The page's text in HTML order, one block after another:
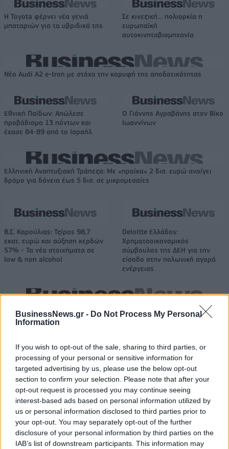
BusinessNews.gr - Do Not Process My Personal
Information
If you wish to opt-out of the sale, sharing to third parties, or
processing of your personal or sensitive information for
targeted advertising by us, please use the below opt-out
section to confirm your selection. Please note that after your
opt-out request is processed you may continue seeing
interest-based ads based on personal information utilized by
us or personal information disclosed to third parties prior to
your opt-out. You may separately opt-out of the further
disclosure of your personal information by third parties on the
IAB’s list of downstream participants. This information may
Η Toyota φέρνει νέα γενιά
μπαταριών για τα υβριδικά της
Σε κινεζική… πολιορκία η
ευρωπαϊκή
αυτοκινητοβιομηχανία
Νέο Audi A2 e-tron με στόχο την κορυφή της αποδοτικότητας
Εθνική Παίδων: Απώλεσε
προβάδισμα 13 πόντων και
έχασε 84-89 από το Ισραήλ
Ο Γιάννης Αγραβάνης στον Βίκο
Ιωαννίνων
Ελληνική Αναπτυξιακή Τράπεζα: Με «προίκα» 2 δισ. ευρώ ανοίγει
δρόμο για δάνεια έως 5 δισ. σε μικρομεσαίες
Β.Σ. Καρούλιας: Τζίρος 98,7
εκατ. ευρώ και αύξηση κερδών
57% - Τα νέα στοιχήματα σε
low & non alcohol
Deloitte Ελλάδος:
Χρηματοοικονομικός
σύμβουλος της ΔΕΗ για την
είσοδο στην πολωνική αγορά
ενέργειας
Το FIAT 500 Hybrid τώρα από
18.990 ευρώ
Ατρόμητος και Novibet
συνεχίζουν μαζί: Ανανέωση της
συνεργασίας τους μέχρι το
18η συνεχόμενη χρονιά για τον ΟΤΕ στη διεθνή σειρά δεικτών
FTSE4Good